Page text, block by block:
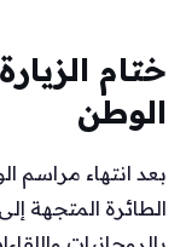
ختام
الوطن
بعد انتهاء مراسم
الطائرة المتجهة